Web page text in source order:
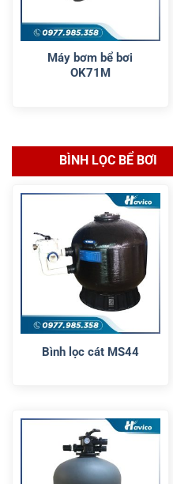
Máy bơm bể bơi
OK71M
BÌNH LỌC BỂ BƠI
Bình lọc cát MS44